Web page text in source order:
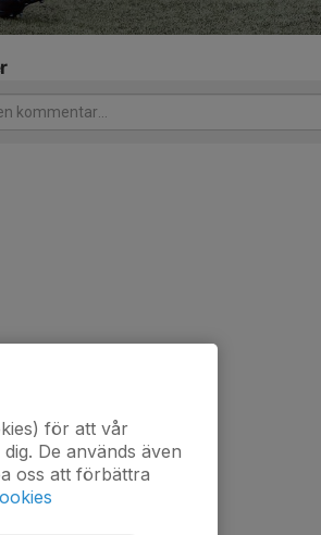
för att vår
De används även
oss att förbättra